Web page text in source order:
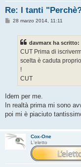
Re: I tanti
M28 marzo 2014, 11:11
davmarx ha scritto:
CUT Prima di
scelta è caduta
!
CUT
Idem per me.
In realtà prima mi sono
poi mi è piaciuto
Cox-One
L'eletto